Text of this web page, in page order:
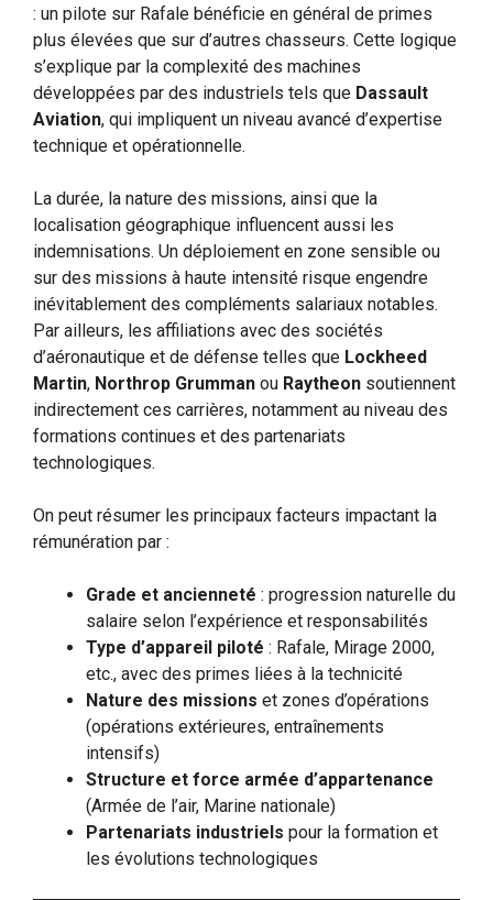
: un pilote sur Rafale bénéficie en général de primes
plus élevées que sur d’autres chasseurs. Cette logique
s’explique par la complexité des machines
développées par des industriels tels que Dassault
Aviation, qui impliquent un niveau avancé d’expertise
technique et opérationnelle.
La durée, la nature des missions, ainsi que la
localisation géographique influencent aussi les
indemnisations. Un déploiement en zone sensible ou
sur des missions à haute intensité risque engendre
inévitablement des compléments salariaux notables.
Par ailleurs, les affiliations avec des sociétés
d’aéronautique et de défense telles que Lockheed
Martin, Northrop Grumman ou Raytheon soutiennent
indirectement ces carrières, notamment au niveau des
formations continues et des partenariats
technologiques.
On peut résumer les principaux facteurs impactant la
rémunération par :
Grade et ancienneté : progression naturelle du
salaire selon l’expérience et responsabilités
Type d’appareil piloté : Rafale, Mirage 2000,
etc., avec des primes liées à la technicité
Nature des missions et zones d’opérations
(opérations extérieures, entraînements
intensifs)
Structure et force armée d’appartenance
(Armée de l’air, Marine nationale)
Partenariats industriels pour la formation et
les évolutions technologiques